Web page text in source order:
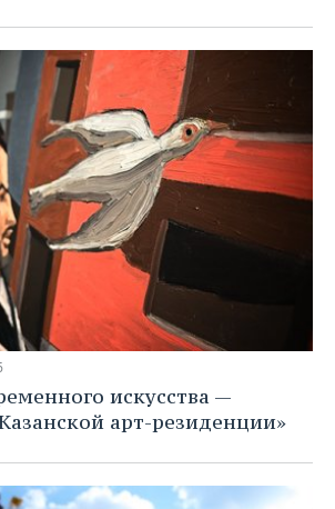
искусства —
арт-резиденции»